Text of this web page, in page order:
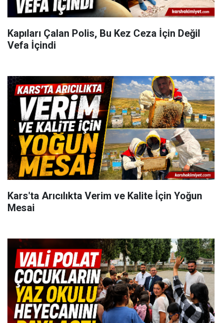
Kapıları Çalan Polis, Bu Kez Ceza İçin Değil
Vefa İçindi
Kars'ta Arıcılıkta Verim ve Kalite İçin Yoğun
Mesai